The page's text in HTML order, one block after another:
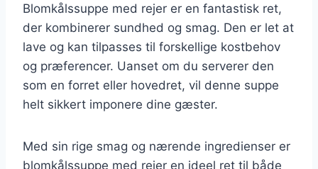
Blomkålssuppe med rejer er en fantastisk ret,
der kombinerer sundhed og smag. Den er let at
lave og kan tilpasses til forskellige kostbehov
og præferencer. Uanset om du serverer den
som en forret eller hovedret, vil denne suppe
helt sikkert imponere dine gæster.
Med sin rige smag og nærende ingredienser er
blomkålssuppe med rejer en ideel ret til både